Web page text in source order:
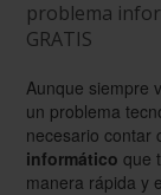
problema
GRATIS
Aunque siempre
un problema
necesario
informático que
manera rápida y